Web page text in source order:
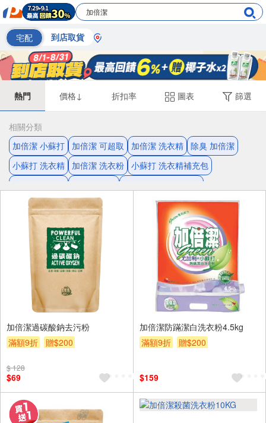
宅配 到店取貨
熱門 價格↓ 折扣率 圖表 篩選
相關分類
加倍潔 小蘇打
加倍潔 可超取 加倍潔 洗衣精 除臭 加倍潔
小蘇打 洗衣精
加倍潔 洗衣粉 小蘇打 洗衣精補充包
加倍潔過碳酸鈉去污粉
滿額9折
贈$200
$ 128
$69
加倍潔防蹣潔白洗衣粉4.5kg
滿額9折
贈$200
$159